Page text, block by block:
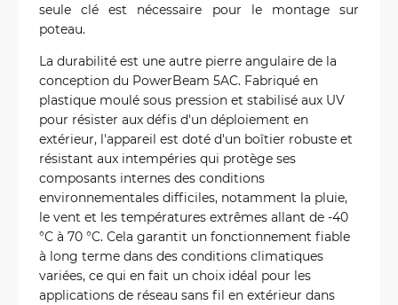
seule clé est nécessaire pour le montage sur
poteau.
La durabilité est une autre pierre angulaire de la
conception du PowerBeam 5AC. Fabriqué en
plastique moulé sous pression et stabilisé aux UV
pour résister aux défis d'un déploiement en
extérieur, l'appareil est doté d'un boîtier robuste et
résistant aux intempéries qui protège ses
composants internes des conditions
environnementales difficiles, notamment la pluie,
le vent et les températures extrêmes allant de -40
°C à 70 °C. Cela garantit un fonctionnement fiable
à long terme dans des conditions climatiques
variées, ce qui en fait un choix idéal pour les
applications de réseau sans fil en extérieur dans